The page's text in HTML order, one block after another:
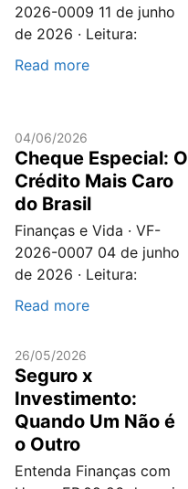
2026-0009 11 de junho
de 2026 · Leitura:
Read more
04/06/2026
Cheque Especial: O
Crédito Mais Caro
do Brasil
Finanças e Vida · VF-
2026-0007 04 de junho
de 2026 · Leitura:
Read more
26/05/2026
Seguro x
Investimento:
Quando Um Não é
o Outro
Entenda Finanças com